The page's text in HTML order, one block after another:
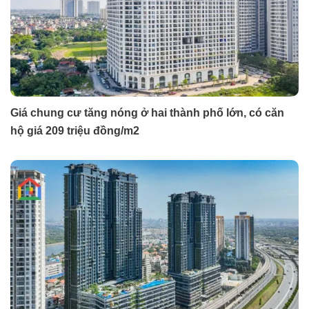
Giá chung cư tăng nóng ở hai thành phố lớn, có căn
hộ giá 209 triệu đồng/m2